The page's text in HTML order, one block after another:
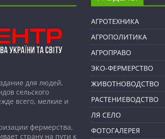
для людей,
сельского
всего, мелкие и
фермерства,
страну на пути к
АГРОТЕХНИКА
АГРОПОЛИТИКА
АГРОПРАВО
ЭКО-ФЕРМЕРСТВО
ЖИВОТНОВОДСТВО
РАСТЕНИЕВОДСТВО
ЛЯ СЕЛО
ФОТОГАЛЕРЕЯ